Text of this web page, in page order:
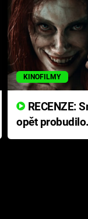
KINOFILMY
opět
přichází s